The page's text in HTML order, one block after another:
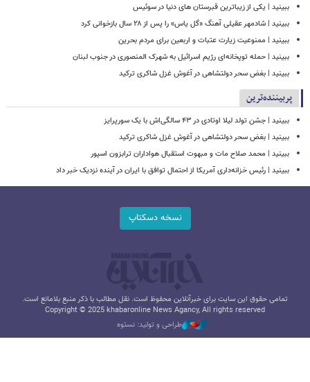
ببینید | یکی از زیباترین قبرستان های دنیا در سوئیس
ببینید | شادمهر عقیلی آهنگ «گل یاس» را پس از ۲۸ سال بازخوانی کرد
ببینید | ممنوعیت زیارت عتبات و اربعین برای مردم بحرین
ببینید | حمله توپخانه‌ای رژیم اسرائیل به شهرک المنصوری در جنوب لبنان
ببینید | بغض سحر دولتشاهی در آغوش غزل شاکری ترکید
پربیننده‌ترین
ببینید | جشن تولد لیلا اوتادی در ۴۳ سالگی‌اش با یک سورپرایز
ببینید | بغض سحر دولتشاهی در آغوش غزل شاکری ترکید
ببینید | محمد صلاح مات و مبهوت استقبال هواداران ترابزون اسپور
ببینید | رئیس خزانه‌داری آمریکا از احتمال توافق با ایران در آینده نزدیک خبر داد
نسخه دسکتاپ
تمامی حقوق این سایت برای خبرآنلاین محفوظ است. نقل مطالب با ذکر منبع بلامانع است.
Copyright © 2025 khabaronline News Agancy, All rights reserved
طراحی و تولید: نستوه